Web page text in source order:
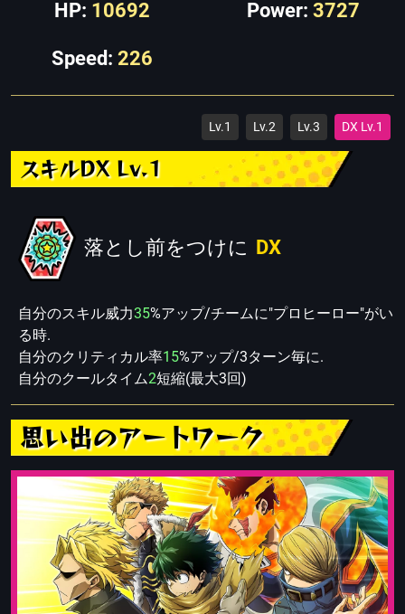
HP: 10692 Power: 3727
Speed: 226
Lv.1 Lv.2 Lv.3 DX Lv.1
スキルDX Lv.1
落とし前をつけに DX
自分のスキル威力35%アップ/チームに"プロヒーロー"がい
る時.
自分のクリティカル率15%アップ/3ターン毎に.
自分のクールタイム2短縮(最大3回)
思い出のアートワーク